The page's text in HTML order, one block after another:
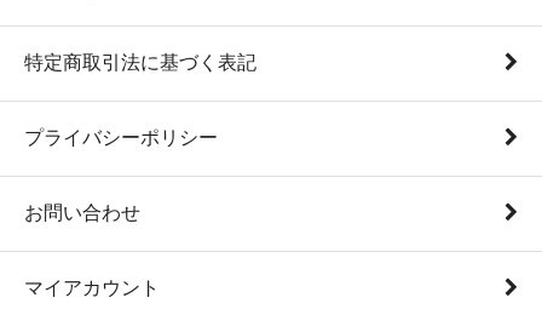
特定商取引法に基づく表記
プライバシーポリシー
お問い合わせ
マイアカウント